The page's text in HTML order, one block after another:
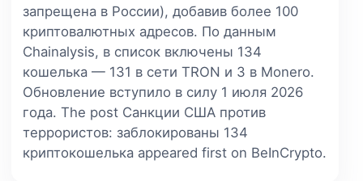
запрещена в России), добавив более 100
криптовалютных адресов. По данным
Chainalysis, в список включены 134
кошелька — 131 в сети TRON и 3 в Monero.
Обновление вступило в силу 1 июля 2026
года. The post Санкции США против
террористов: заблокированы 134
криптокошелька appeared first on BeInCrypto.